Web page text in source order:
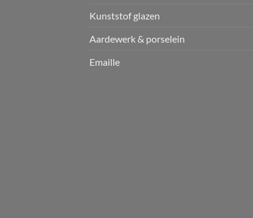
Kunststof glazen
Aardewerk & porselein
Emaille